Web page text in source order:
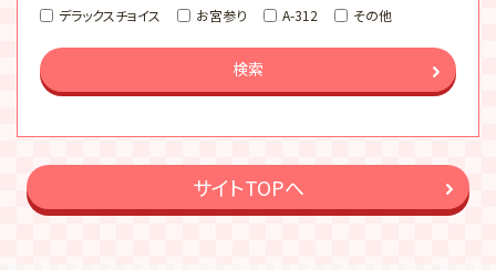
デラックスチョイス
お宮参り A-312 その他
検索
サイトTOPへ